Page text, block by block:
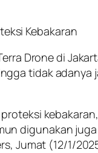
Kebakaran
Drone di
tidak adanya
digunakan
Jumat (12/1/